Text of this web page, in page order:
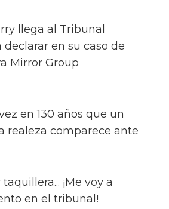
llega al Tribunal
en su caso de
Mirror Group
en 130 años que un
realeza comparece ante
¡Me voy a
en el tribunal!